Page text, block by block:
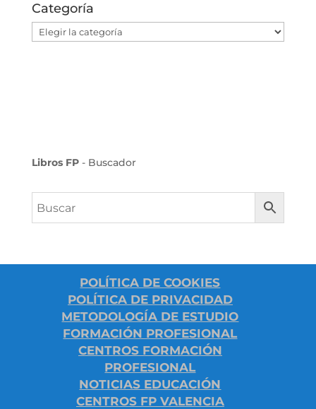
Categoría
Categoría
Libros FP- Buscador
POLÍTICA DE COOKIES
POLÍTICA DE PRIVACIDAD
METODOLOGÍA DE ESTUDIO
FORMACIÓN PROFESIONAL
CENTROS FORMACIÓN
PROFESIONAL
NOTICIAS EDUCACIÓN
CENTROS FP VALENCIA